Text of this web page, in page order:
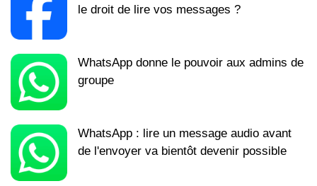
le droit de lire vos messages ?
WhatsApp donne le pouvoir aux admins de
groupe
WhatsApp : lire un message audio avant
de l'envoyer va bientôt devenir possible